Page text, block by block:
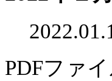
PDFファ